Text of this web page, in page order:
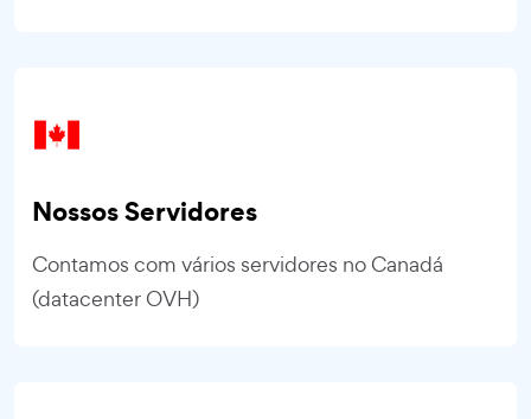
Nossos Servidores
Contamos com vários servidores no Canadá
(datacenter OVH)